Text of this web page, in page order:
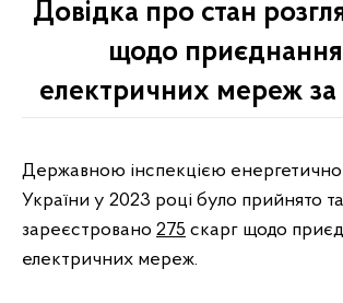
Довідка про стан
щодо
електричних мереж за
Державною інспекцією
України у 2023 році було прийнято та
зареєстровано 275 скарг щодо
електричних мереж.